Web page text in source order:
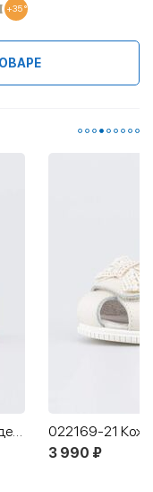
+35 °
022162-28 Кожаные сандалии для девочки Первые шаги
3 990 ₽